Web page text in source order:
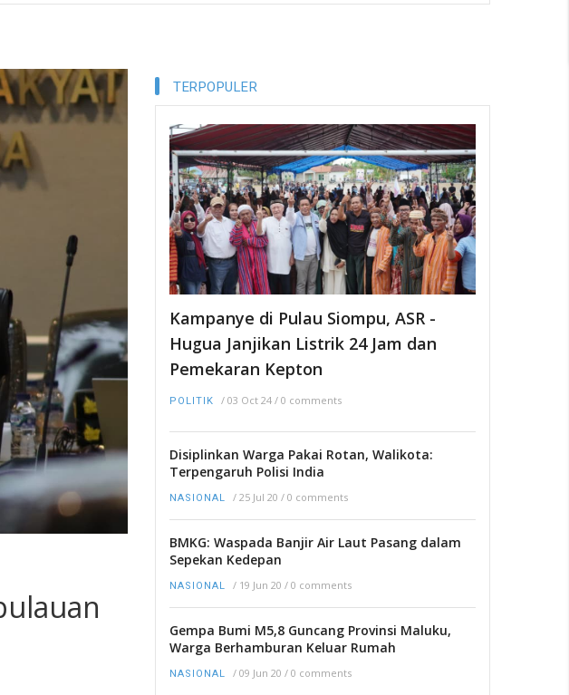
TERPOPULER
Kampanye di Pulau Siompu, ASR -
Hugua Janjikan Listrik 24 Jam dan
Pemekaran Kepton
POLITIK / 03 Oct 24 / 0 comments
Disiplinkan Warga Pakai Rotan, Walikota:
Terpengaruh Polisi India
NASIONAL / 25 Jul 20 / 0 comments
BMKG: Waspada Banjir Air Laut Pasang dalam
Sepekan Kedepan
NASIONAL / 19 Jun 20 / 0 comments
Gempa Bumi M5,8 Guncang Provinsi Maluku,
Warga Berhamburan Keluar Rumah
NASIONAL / 09 Jun 20 / 0 comments